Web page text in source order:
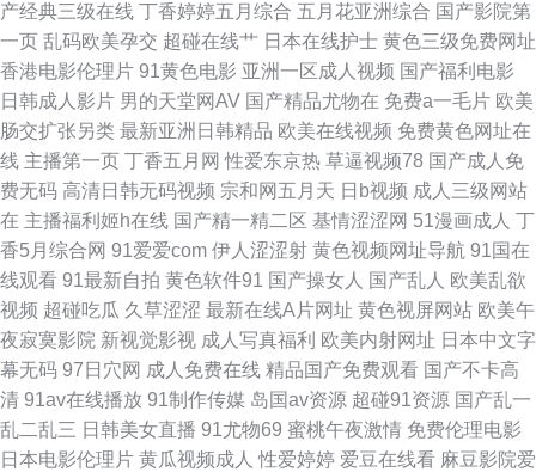
91国产精选优质 九一制作视频网站 91大神成人电影 美女福利导航 丝袜足交
影院 91啦国产剧情 成人电影国产MV 久久国产精品区 91午夜福利影院 狼人
综合婷婷五月 91视频免费网站 福利午夜偷拍 蜜穴国产传媒 五月天婷婷999
91在线精品尤物 极品伪娘TS 人妖色情社区 精品国产第一页 a片网站视频 日
韩久久网 91黑丝高跟精品 老司机A片 亭亭五月综合 99肏屄视频 精品欧美网
站 日韩欧美另类视频 国产精品123 亚州一片 激情伊人 日韩免费观看视频 大
香蕉伊人美色 美女片导航 香蕉视频18 www97色 久久深夜福利 色五月超碰
韩国性爱网 97精品短视频 黄色三极带 性爱激情网 操逼av资源导航 久草久热
产经典三级在线 丁香婷婷五月综合 五月花亚洲综合 国产影院第
一页 乱码欧美孕交 超碰在线艹 日本在线护士 黄色三级免费网址
香港电影伦理片 91黄色电影 亚洲一区成人视频 国产福利电影
日韩成人影片 男的天堂网AV 国产精品尤物在 免费a一毛片 欧美
肠交扩张另类 最新亚洲日韩精品 欧美在线视频 免费黄色网址在
线 主播第一页 丁香五月网 性爱东京热 草逼视频78 国产成人免
费无码 高清日韩无码视频 宗和网五月天 日b视频 成人三级网站
在 主播福利姬h在线 国产精一精二区 基情涩涩网 51漫画成人 丁
香5月综合网 91爱爱com 伊人涩涩射 黄色视频网址导航 91国在
线观看 91最新自拍 黄色软件91 国产操女人 国产乱人 欧美乱欲
视频 超碰吃瓜 久草涩涩 最新在线A片网址 黄色视屏网站 欧美午
夜寂寞影院 新视觉影视 成人写真福利 欧美内射网址 日本中文字
幕无码 97日穴网 成人免费在线 精品国产免费观看 国产不卡高
清 91av在线播放 91制作传媒 岛国av资源 超碰91资源 国产乱一
乱二乱三 日韩美女直播 91尤物69 蜜桃午夜激情 免费伦理电影
日本电影伦理片 黄瓜视频成人 性爱婷婷 爱豆在线看 麻豆影院爱